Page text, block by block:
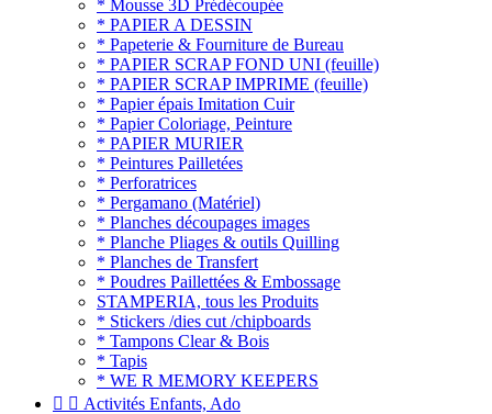
* Mousse 3D Prédécoupée
* PAPIER A DESSIN
* Papeterie & Fourniture de Bureau
* PAPIER SCRAP FOND UNI (feuille)
* PAPIER SCRAP IMPRIME (feuille)
* Papier épais Imitation Cuir
* Papier Coloriage, Peinture
* PAPIER MURIER
* Peintures Pailletées
* Perforatrices
* Pergamano (Matériel)
* Planches découpages images
* Planche Pliages & outils Quilling
* Planches de Transfert
* Poudres Paillettées & Embossage
STAMPERIA, tous les Produits
* Stickers /dies cut /chipboards
* Tampons Clear & Bois
* Tapis
* WE R MEMORY KEEPERS
  Activités Enfants, Ado